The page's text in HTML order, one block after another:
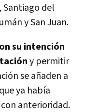
Santiago del
y San Juan.
su intención
y permitir
se añaden a
ya había
anterioridad.